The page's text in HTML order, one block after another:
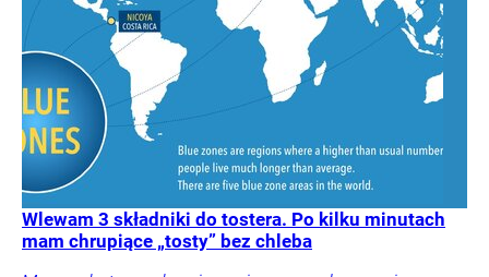
Wlewam 3 składniki do tostera. Po kilku minutach
mam chrupiące „tosty” bez chleba